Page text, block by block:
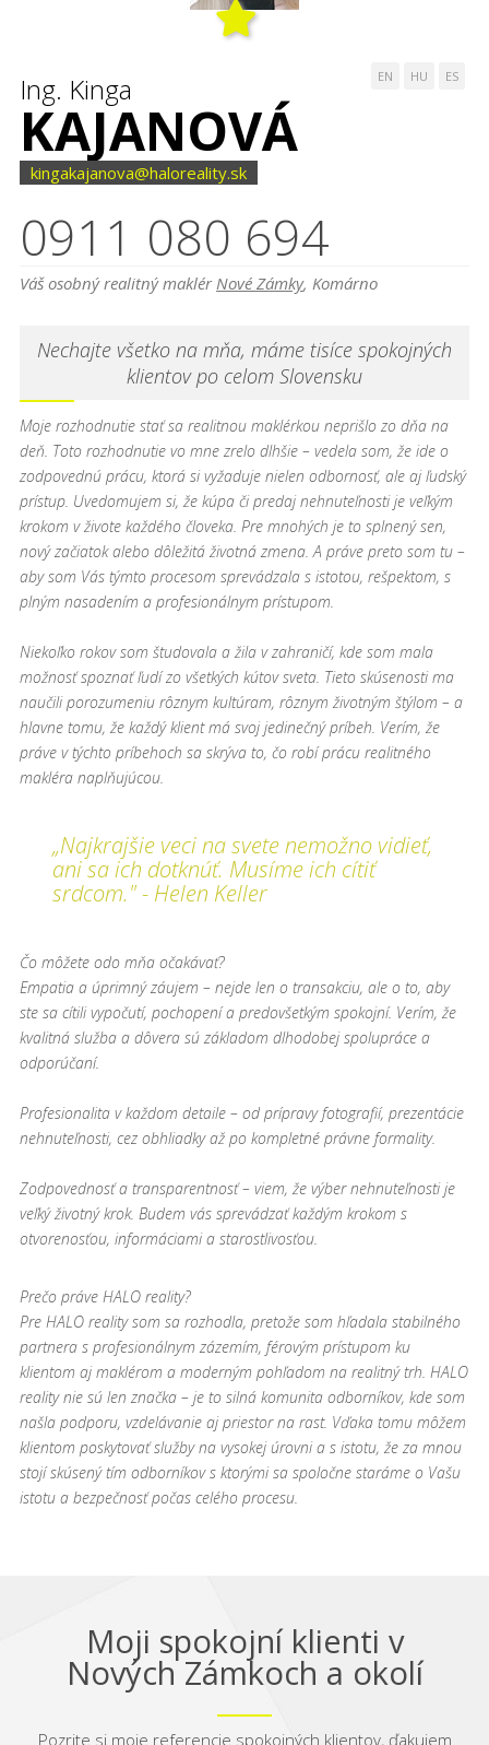
Ing. Kinga
KAJANOVÁ
kingakajanova@haloreality.sk
0911 080 694
Váš osobný realitný maklérNové Zámky, Komárno
EN HU ES
Nechajte všetko na mňa, máme tisíce spokojných
klientov po celom Slovensku
Moje rozhodnutie stať sa realitnou maklérkou neprišlo zo dňa na
deň. Toto rozhodnutie vo mne zrelo dlhšie – vedela som, že ide o
zodpovednú prácu, ktorá si vyžaduje nielen odbornosť, ale aj ľudský
prístup. Uvedomujem si, že kúpa či predaj nehnuteľnosti je veľkým
krokom v živote každého človeka. Pre mnohých je to splnený sen,
nový začiatok alebo dôležitá životná zmena. A práve preto som tu –
aby som Vás týmto procesom sprevádzala s istotou, rešpektom, s
plným nasadením a profesionálnym prístupom.
Niekoľko rokov som študovala a žila v zahraničí, kde som mala
možnosť spoznať ľudí zo všetkých kútov sveta. Tieto skúsenosti ma
naučili porozumeniu rôznym kultúram, rôznym životným štýlom – a
hlavne tomu, že každý klient má svoj jedinečný príbeh. Verím, že
práve v týchto príbehoch sa skrýva to, čo robí prácu realitného
makléra naplňujúcou.
„Najkrajšie veci na svete nemožno vidieť,
ani sa ich dotknúť. Musíme ich cítiť
srdcom." - Helen Keller
Čo môžete odo mňa očakávať?
Empatia a úprimný záujem – nejde len o transakciu, ale o to, aby
ste sa cítili vypočutí, pochopení a predovšetkým spokojní. Verím, že
kvalitná služba a dôvera sú základom dlhodobej spolupráce a
odporúčaní.
Profesionalita v každom detaile – od prípravy fotografií, prezentácie
nehnuteľnosti, cez obhliadky až po kompletné právne formality.
Zodpovednosť a transparentnosť – viem, že výber nehnuteľnosti je
veľký životný krok. Budem vás sprevádzať každým krokom s
otvorenosťou, informáciami a starostlivosťou.
Prečo práve HALO reality?
Pre HALO reality som sa rozhodla, pretože som hľadala stabilného
partnera s profesionálnym zázemím, férovým prístupom ku
klientom aj maklérom a moderným pohľadom na realitný trh. HALO
reality nie sú len značka – je to silná komunita odborníkov, kde som
našla podporu, vzdelávanie aj priestor na rast. Vďaka tomu môžem
klientom poskytovať služby na vysokej úrovni a s istotu, že za mnou
stojí skúsený tím odborníkov s ktorými sa spoločne staráme o Vašu
istotu a bezpečnosť počas celého procesu.
Moji spokojní klienti v
Nových Zámkoch a okolí
Pozrite si moje referencie spokojných klientov, ďakujem